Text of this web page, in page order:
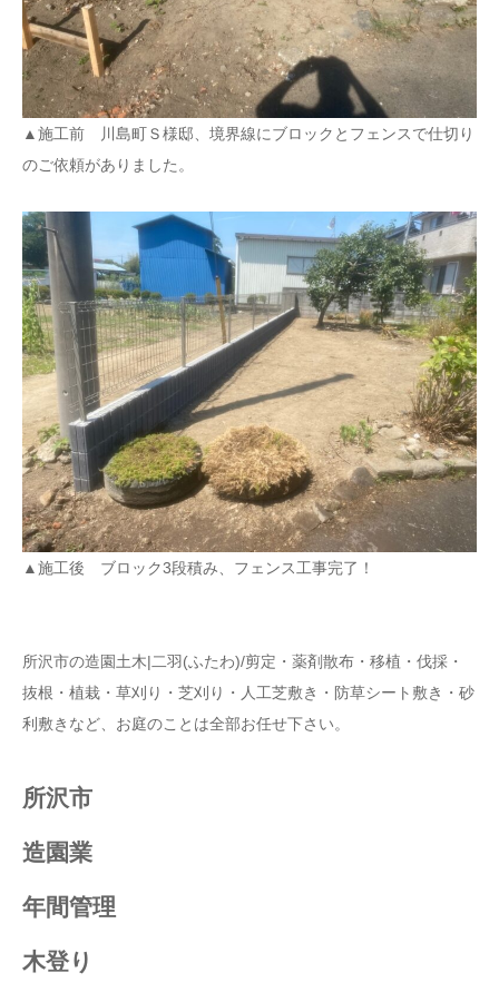
▲施工前 川島町Ｓ様邸、境界線にブロックとフェンスで仕切り
のご依頼がありました。
▲施工後 ブロック3段積み、フェンス工事完了！
所沢市の造園土木|二羽(ふたわ)/剪定・薬剤散布・移植・伐採・
抜根・植栽・草刈り・芝刈り・人工芝敷き・防草シート敷き・砂
利敷きなど、お庭のことは全部お任せ下さい。
所沢市
造園業
年間管理
木登り